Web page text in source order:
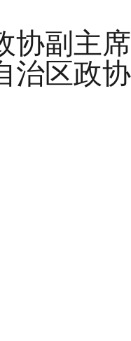
副主席
治区政